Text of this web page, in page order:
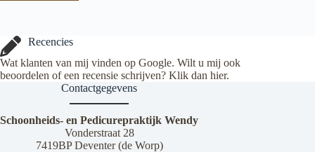
Recencies
Wat klanten van mij vinden op Google. Wilt u mij ook
beoordelen of een recensie schrijven? Klik dan hier.
Contactgegevens
Schoonheids- en Pedicurepraktijk Wendy
Vonderstraat 28
7419BP Deventer (de Worp)